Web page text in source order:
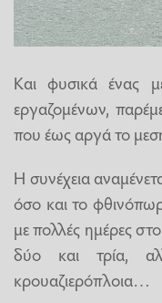
Και φυσικά ένας
εργαζομένων,
που έως αργά το
Η συνέχεια
όσο και το
με πολλές ημέρες
δύο και τρία,
κρουαζιερόπλοια…